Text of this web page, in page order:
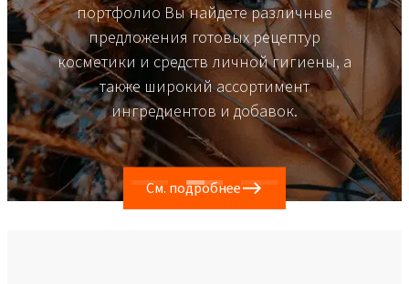
портфолио Вы найдете различные
предложения готовых рецептур
косметики и средств личной гигиены, а
также широкий ассортимент
ингредиентов и добавок.
См. подробнее